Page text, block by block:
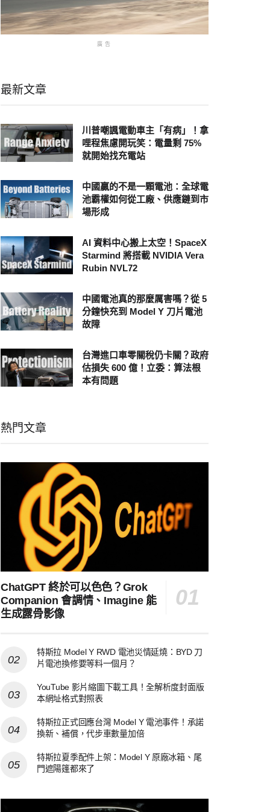
廣告
最新文章
川普嘲諷電動車主「有病」！拿
哩程焦慮開玩笑：電量剩 75%
就開始找充電站
中國贏的不是一顆電池：全球電
池霸權如何從工廠、供應鏈到市
場形成
AI 資料中心搬上太空！SpaceX
Starmind 將搭載 NVIDIA Vera
Rubin NVL72
中國電池真的那麼厲害嗎？從 5
分鐘快充到 Model Y 刀片電池
故障
台灣進口車零關稅仍卡關？政府
估損失 600 億！立委：算法根
本有問題
熱門文章
ChatGPT 終於可以色色？Grok
Companion 會調情、Imagine 能
生成露骨影像
特斯拉 Model Y RWD 電池災情延燒：BYD 刀
片電池換修要等料一個月？
YouTube 影片縮圖下載工具！全解析度封面版
本網址格式對照表
特斯拉正式回應台灣 Model Y 電池事件！承諾
換新、補償，代步車數量加倍
特斯拉夏季配件上架：Model Y 原廠冰箱、尾
門遮陽篷都來了